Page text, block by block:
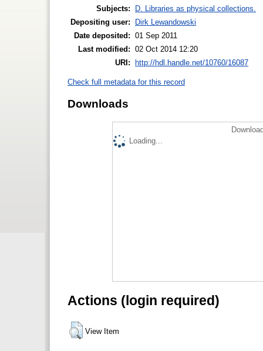
Subjects:
D. Libraries as physical collections.
Depositing user:
Dirk Lewandowski
Date deposited: 01 Sep 2011
Last modified: 02 Oct 2014 12:20
URI:
http://hdl.handle.net/10760/16087
Check full metadata for this record
Downloads
Loading...
Actions (login required)
View Item